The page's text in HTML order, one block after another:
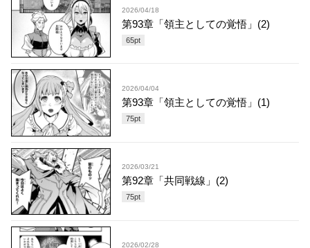
2026/04/18
第93章「領主としての覚悟」(2)
65pt
2026/04/04
第93章「領主としての覚悟」(1)
75pt
2026/03/21
第92章「共同戦線」(2)
75pt
2026/02/28